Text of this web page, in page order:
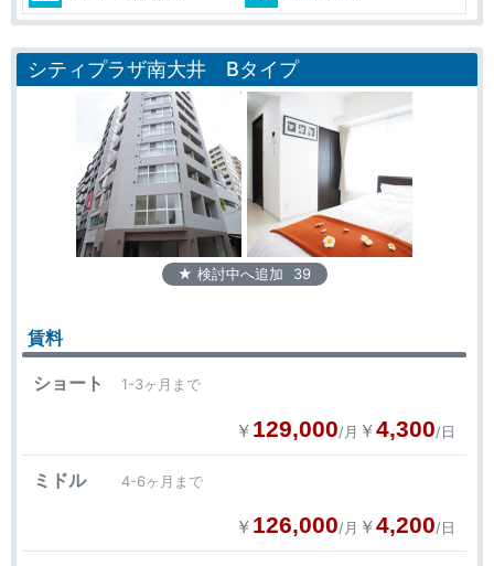
シティプラザ南大井 Bタイプ
★ 検討中へ追加 39
賃料
ショート 1-3ヶ月まで
￥ 129,000/月 ￥4,300/日
ミドル 4-6ヶ月まで
￥ 126,000/月 ￥4,200/日